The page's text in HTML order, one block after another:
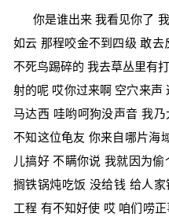
你是谁出来 我看见你了 我
如云 那程咬金不到四级 敢
不死鸟踢碎的 我去草丛里有
射的呢 哎你过来啊 空穴来声
马达西 哇哟呵狗没声音 我
不知这位龟友 你来自哪片海
儿搞好 不瞒你说 我就因为
搁铁锅炖吃饭 没给钱 给人
工程 有不知好使 哎 咱们唠